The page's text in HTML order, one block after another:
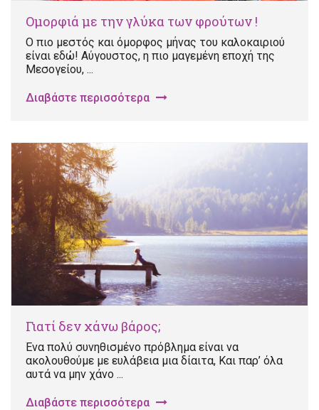
Ομορφιά με την γλύκα των φρούτων !
Ο πιο μεστός και όμορφος μήνας του καλοκαιριού
είναι εδώ! Αύγουστος, η πιο μαγεμένη εποχή της
Μεσογείου, ...
Διαβάστε περισσότερα
Γιατί δεν χάνω βάρος;
Ένα πολύ συνηθισμένο πρόβλημα είναι να
ακολουθούμε με ευλάβεια μια δίαιτα, Και παρ’ όλα
αυτά να μην χάνο ...
Διαβάστε περισσότερα